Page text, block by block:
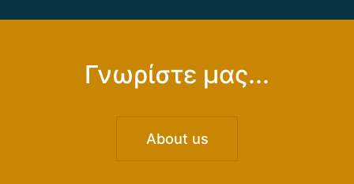
Γνωρίστε μας...
About us